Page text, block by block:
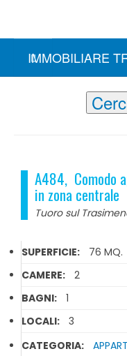
IMMOBILIARE
A484, Comodo
in zona centrale
Tuoro sul
SUPERFICIE:
76 MQ.
CAMERE:
2
BAGNI:
1
LOCALI:
3
CATEGORIA: